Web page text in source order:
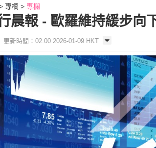
專欄 專欄
晨報 - 歐羅維持緩步向
更新時間：02:00 2026-01-09 HKT